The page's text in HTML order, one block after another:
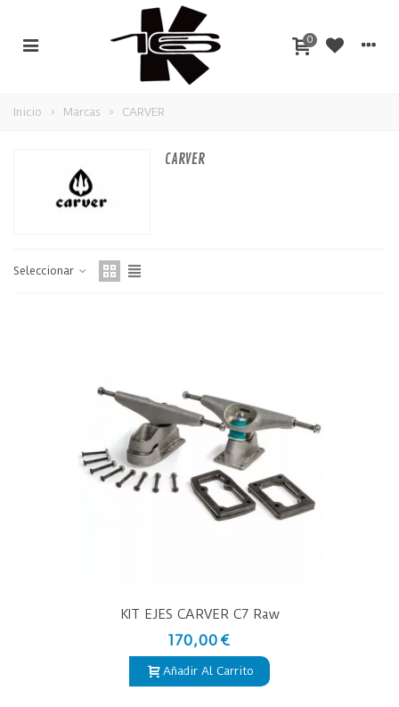
0
Inicio > Marcas > CARVER
CARVER
Seleccionar
KIT EJES CARVER C7 Raw
170,00 €
Añadir Al Carrito